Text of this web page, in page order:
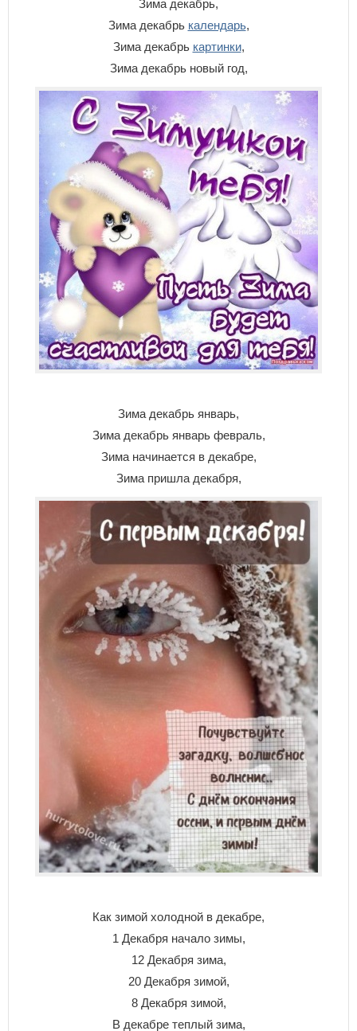
Зима декабрь,
Зима декабрь календарь,
Зима декабрь картинки,
Зима декабрь новый год,
Зима декабрь январь,
Зима декабрь январь февраль,
Зима начинается в декабре,
Зима пришла декабря,
Как зимой холодной в декабре,
1 Декабря начало зимы,
12 Декабря зима,
20 Декабря зимой,
8 Декабря зимой,
В декабре теплый зима,